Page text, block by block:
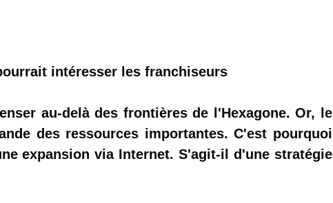
intéresser les franchiseurs
au-delà des frontières de l'Hexagone. Or, le
des ressources importantes. C'est pourquoi
expansion via Internet. S'agit-il d'une stratégie